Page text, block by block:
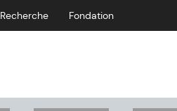
Recherche Fondation